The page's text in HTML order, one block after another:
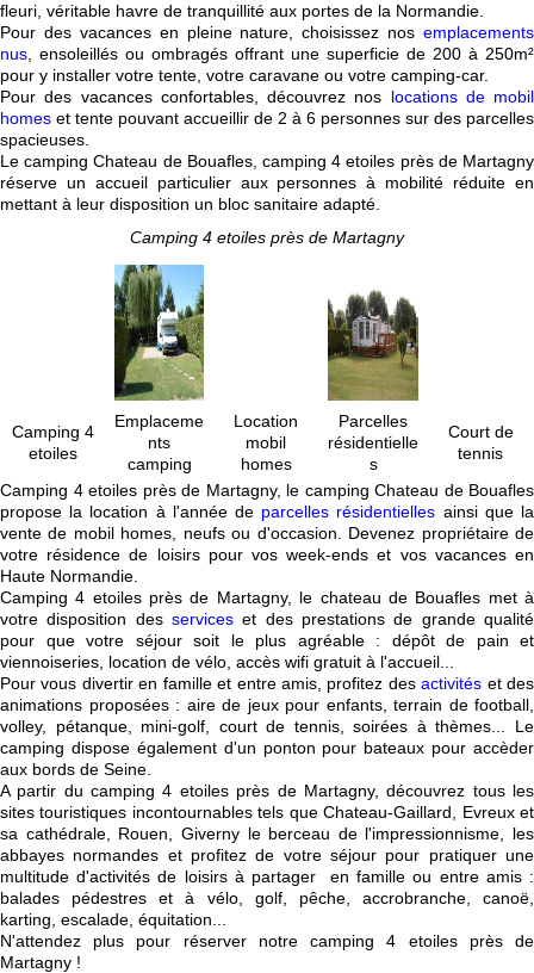
fleuri, véritable havre de tranquillité aux portes de la Normandie.
Pour des vacances en pleine nature, choisissez nos emplacements
nus , ensoleillés ou ombragés offrant une superficie de 200 à 250m²
pour y installer votre tente, votre caravane ou votre camping-car.
Pour des vacances confortables, découvrez nos locations de mobil
homes et tente pouvant accueillir de 2 à 6 personnes sur des parcelles
spacieuses.
Le camping Chateau de Bouafles, camping 4 etoiles près de Martagny
réserve un accueil particulier aux personnes à mobilité réduite en
mettant à leur disposition un bloc sanitaire adapté.
Camping 4 etoiles près de Martagny
Camping 4
etoiles
Emplaceme
nts
camping
Location
mobil
homes
Parcelles
résidentielle
s
Court de
tennis
Camping 4 etoiles près de Martagny, le camping Chateau de Bouafles
propose la location à l'année de parcelles résidentielles ainsi que la
vente de mobil homes, neufs ou d'occasion. Devenez propriétaire de
votre résidence de loisirs pour vos week-ends et vos vacances en
Haute Normandie.
Camping 4 etoiles près de Martagny, le chateau de Bouafles met à
votre disposition des services et des prestations de grande qualité
pour que votre séjour soit le plus agréable : dépôt de pain et
viennoiseries, location de vélo, accès wifi gratuit à l'accueil...
Pour vous divertir en famille et entre amis, profitez desactivités et des
animations proposées : aire de jeux pour enfants, terrain de football,
volley, pétanque, mini-golf, court de tennis, soirées à thèmes... Le
camping dispose également d'un ponton pour bateaux pour accèder
aux bords de Seine.
A partir du camping 4 etoiles près de Martagny, découvrez tous les
sites touristiques incontournables tels que Chateau-Gaillard, Evreux et
sa cathédrale, Rouen, Giverny le berceau de l'impressionnisme, les
abbayes normandes et profitez de votre séjour pour pratiquer une
multitude d'activités de loisirs à partager en famille ou entre amis :
balades pédestres et à vélo, golf, pêche, accrobranche, canoë,
karting, escalade, équitation...
N'attendez plus pour réserver notre camping 4 etoiles près de
Martagny !